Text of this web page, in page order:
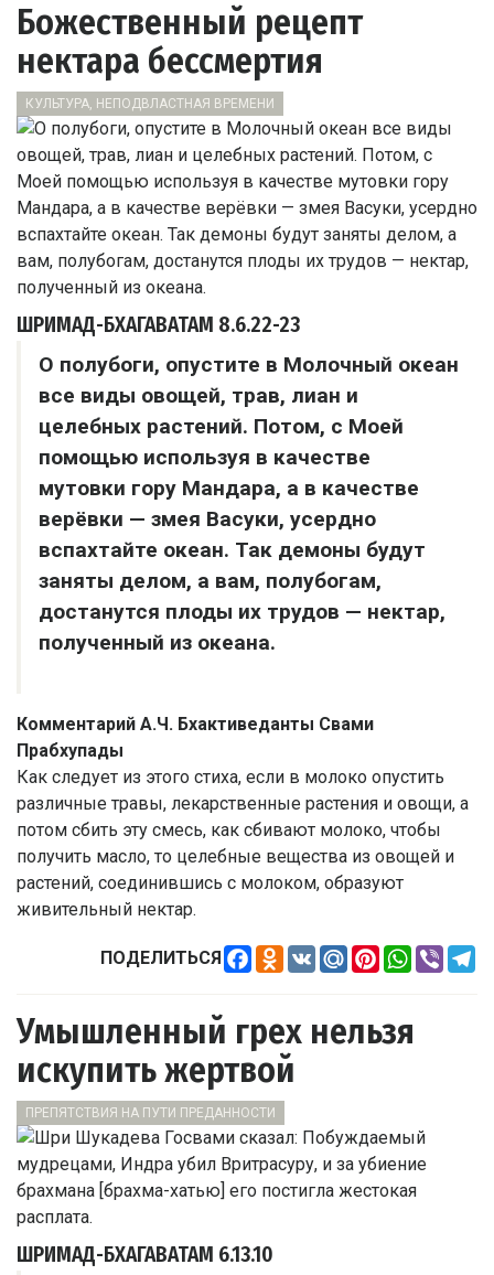
Божественный рецепт
нектара бессмертия
КУЛЬТУРА, НЕПОДВЛАСТНАЯ ВРЕМЕНИ
ШРИМАД-БХАГАВАТАМ 8.6.22-23
О полубоги, опустите в Молочный океан
все виды овощей, трав, лиан и
целебных растений. Потом, с Моей
помощью используя в качестве
мутовки гору Мандара, а в качестве
верёвки — змея Васуки, усердно
вспахтайте океан. Так демоны будут
заняты делом, а вам, полубогам,
достанутся плоды их трудов — нектар,
полученный из океана.
Комментарий А.Ч. Бхактиведанты Свами
Прабхупады
Как следует из этого стиха, если в молоко опустить
различные травы, лекарственные растения и овощи, а
потом сбить эту смесь, как сбивают молоко, чтобы
получить масло, то целебные вещества из овощей и
растений, соединившись с молоком, образуют
живительный нектар.
ПОДЕЛИТЬСЯ Facebook
Odnoklassniki
VK Mail.RuPinterest
WhatsApp
Viber
Умышленный грех нельзя
искупить жертвой
ПРЕПЯТСТВИЯ НА ПУТИ ПРЕДАННОСТИ
ШРИМАД-БХАГАВАТАМ 6.13.10